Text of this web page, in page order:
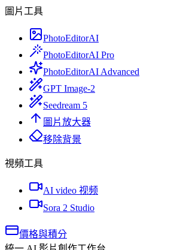
圖片工具
PhotoEditorAI
PhotoEditorAI Pro
PhotoEditorAI Advanced
GPT Image-2
Seedream 5
圖片放大器
移除背景
視頻工具
AI video 视频
Sora 2 Studio
價格與積分